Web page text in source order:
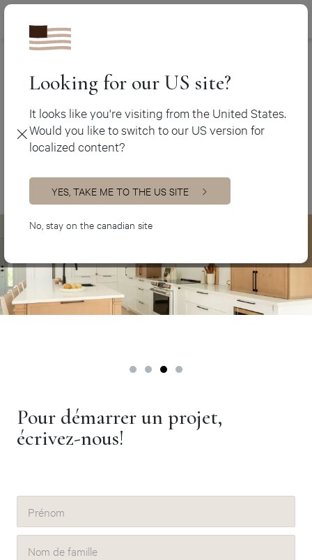
Cuisines Farmhouse
Pour démarrer un projet,
écrivez-nous!
Prénom
Nom de famille
Looking for our US site?
It looks like you're visiting from the United States.
Would you like to switch to our US version for
localized content?
YES, TAKE ME TO THE US SITE
No, stay on the canadian site